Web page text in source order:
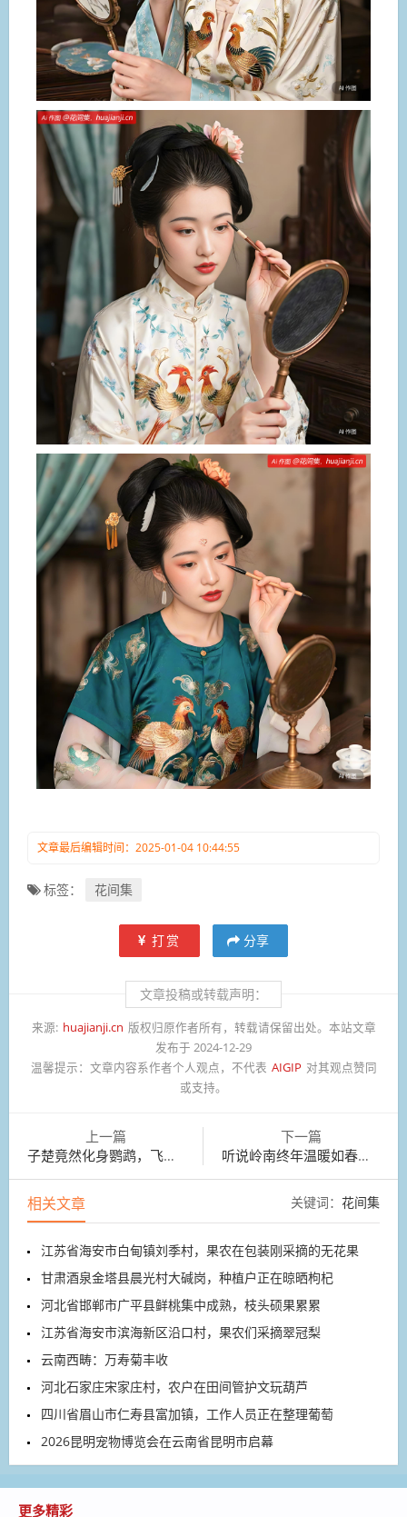
文章最后编辑时间：2025-01-04 10:44:55
标签： 花间集
打赏 分享
文章投稿或转载声明：
来源: huajianji.cn 版权归原作者所有，转载请保留出处。本站文章
发布于 2024-12-29
温馨提示： 文章内容系作者个人观点，不代表 AIGIP 对其观点赞同
或支持。
上一篇
子楚竟然化身鹦鹉，飞到我闺房里来了
下一篇
听说岭南终年温暖如春，花开不谢，叶绿长春
相关文章 关键词： 花间集
江苏省海安市白甸镇刘季村，果农在包装刚采摘的无花果
甘肃酒泉金塔县晨光村大碱岗，种植户正在晾晒枸杞
河北省邯郸市广平县鲜桃集中成熟，枝头硕果累累
江苏省海安市滨海新区沿口村，果农们采摘翠冠梨
云南西畴：万寿菊丰收
河北石家庄宋家庄村，农户在田间管护文玩葫芦
四川省眉山市仁寿县富加镇，工作人员正在整理葡萄
2026昆明宠物博览会在云南省昆明市启幕
更多精彩